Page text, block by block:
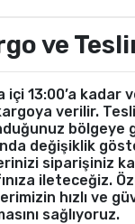
ve
içi 13:00’a kadar
verilir.
bölgeye
değişiklik
siparişiniz
ileteceğiz.
hızlı ve
sağlıyoruz.